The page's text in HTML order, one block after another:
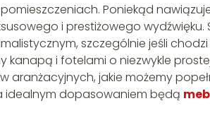
Poniekąd
i prestiżowego wydźwięku.
szczególnie jeśli
kanapą i fotelami o niezwykle
aranżacyjnych, jakie możemy
idealnym dopasowaniem będą